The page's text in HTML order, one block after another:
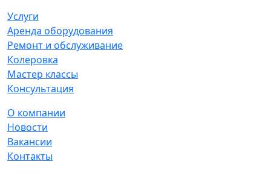
Услуги
Аренда оборудования
Ремонт и обслуживание
Колеровка
Мастер классы
Консультация
О компании
Новости
Вакансии
Контакты